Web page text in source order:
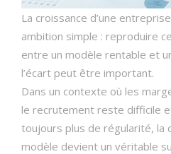
La croissance d’une
ambition simple : reproduire
entre un modèle rentable et
l’écart peut être important.
Dans un contexte où les
le recrutement reste difficile
toujours plus de régularité, la
modèle devient un véritable